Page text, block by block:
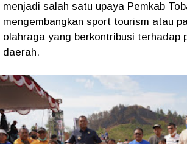
menjadi salah satu upaya Pemkab
mengembangkan sport tourism atau
olahraga yang berkontribusi terhadap
daerah.